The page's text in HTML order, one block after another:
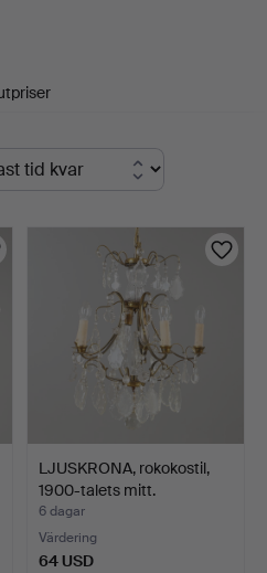
LJUSKRONA, rokokostil,
1900-talets mitt.
6 dagar
Värdering
64 USD